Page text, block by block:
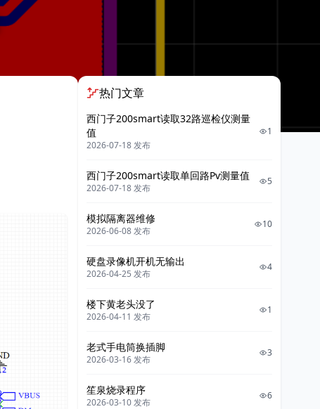
热门文章
西门子200smart读取32路巡检仪测量
值
2026-07-18 发布
1
西门子200smart读取单回路Pv测量值
2026-07-18 发布
5
模拟隔离器维修
2026-06-08 发布
10
硬盘录像机开机无输出
2026-04-25 发布
4
楼下黄老头没了
2026-04-11 发布
1
老式手电筒换插脚
2026-03-16 发布
3
笙泉烧录程序
2026-03-10 发布
6